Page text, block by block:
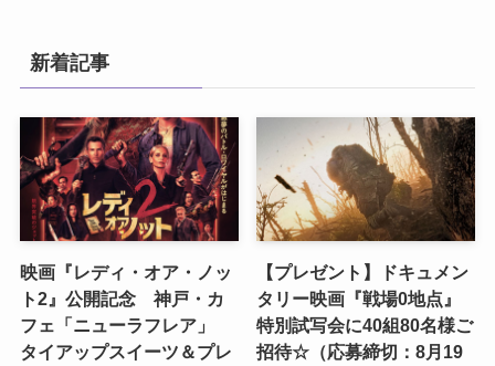
新着記事
映画『レディ・オア・ノッ
ト2』公開記念 神戸・カ
フェ「ニューラフレア」
タイアップスイーツ＆プレ
【プレゼント】ドキュメン
タリー映画『戦場0地点』
特別試写会に40組80名様ご
招待☆（応募締切：8月19